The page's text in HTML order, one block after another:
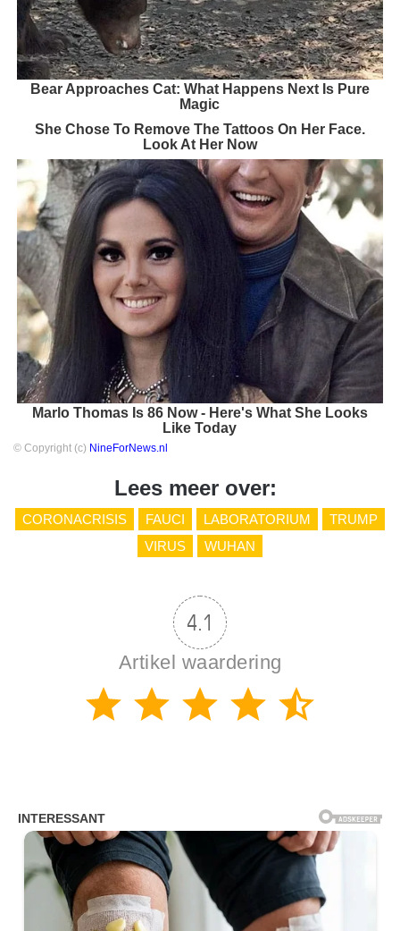
Bear Approaches Cat: What Happens Next Is Pure
Magic
She Chose To Remove The Tattoos On Her Face.
Look At Her Now
Marlo Thomas Is 86 Now - Here's What She Looks
Like Today
© Copyright (c) NineForNews.nl
Lees meer over:
CORONACRISIS FAUCI LABORATORIUM
TRUMP
VIRUS
WUHAN
4.1
Artikel waardering